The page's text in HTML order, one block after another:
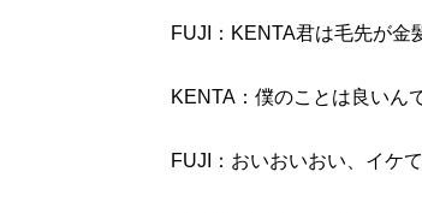
FUJI：KENTA君は毛先が金
KENTA：僕のことは良いん
FUJI：おいおいおい、イケ